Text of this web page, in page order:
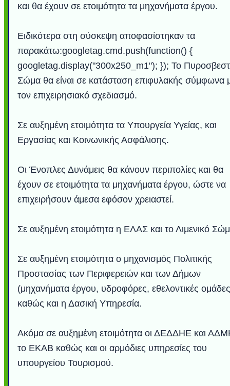
και θα έχουν σε ετοιμότητα τα μηχανήματα έργου.
Ειδικότερα στη σύσκεψη αποφασίστηκαν τα
παρακάτω:googletag.cmd.push(function() {
googletag.display("300x250_m1"); }); Το
Σώμα θα είναι σε κατάσταση επιφυλακής σύμφωνα
τον επιχειρησιακό σχεδιασμό.
Σε αυξημένη ετοιμότητα τα Υπουργεία Υγείας, και
Εργασίας και Κοινωνικής Ασφάλισης.
Οι Ένοπλες Δυνάμεις θα κάνουν περιπολίες και θα
έχουν σε ετοιμότητα τα μηχανήματα έργου, ώστε να
επιχειρήσουν άμεσα εφόσον χρειαστεί.
Σε αυξημένη ετοιμότητα η ΕΛΑΣ και το Λιμενικό
Σε αυξημένη ετοιμότητα ο μηχανισμός Πολιτικής
Προστασίας των Περιφερειών και των Δήμων
(μηχανήματα έργου, υδροφόρες, εθελοντικές
καθώς και η Δασική Υπηρεσία.
Ακόμα σε αυξημένη ετοιμότητα οι ΔΕΔΔΗΕ και
το ΕΚΑΒ καθώς και οι αρμόδιες υπηρεσίες του
υπουργείου Τουρισμού.